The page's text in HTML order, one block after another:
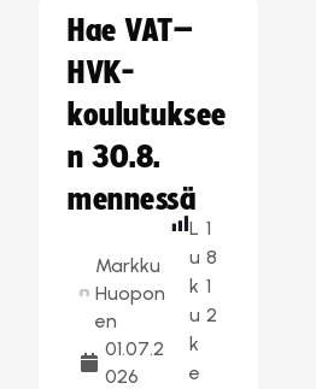
Hae VAT–
HVK-
koulutuksee
n 30.8.
mennessä
Markku
Huopon
en
01.07.2
026
L
u
k
u
k
e
1
8
1
2